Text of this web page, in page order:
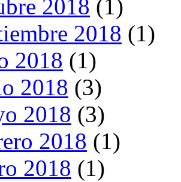
2018 (1)
2018 (1)
2018 (1)
2018 (3)
2018 (3)
2018 (1)
2018 (1)